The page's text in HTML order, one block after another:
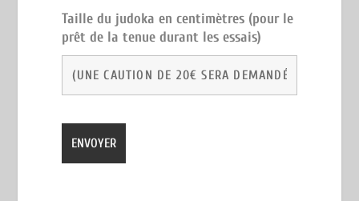
Taille du judoka en centimètres (pour le
prêt de la tenue durant les essais)